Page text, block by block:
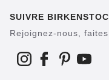
SUIVRE
Rejoignez-nous,